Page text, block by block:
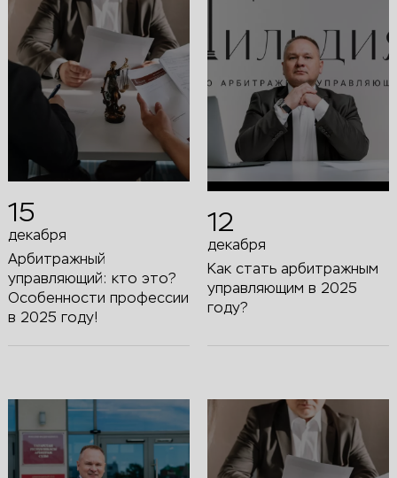
15
декабря
Арбитражный
управляющий: кто это?
Особенности профессии
в 2025 году!
12
декабря
Как стать арбитражным
управляющим в 2025
году?